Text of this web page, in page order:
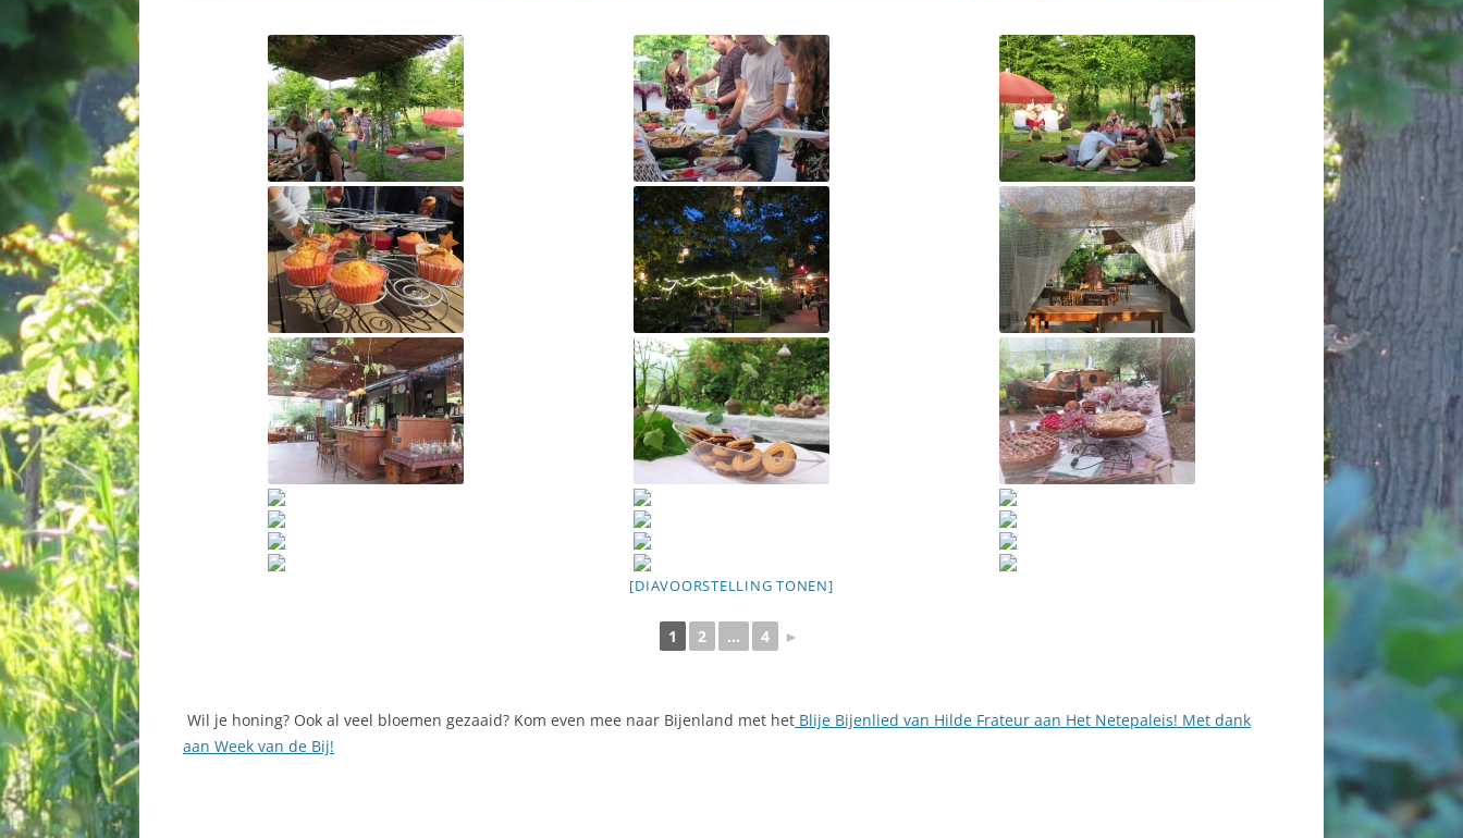
[DIAVOORSTELLING TONEN]
1 2 ... 4 ►
Wil je honing? Ook al veel bloemen gezaaid? Kom even mee naar Bijenland met het Blije Bijenlied van Hilde Frateur aan Het Netepaleis! Met dank
aan Week van de Bij!